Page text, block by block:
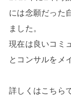
には念願だった
ました。
現在は良いコミ
とコンサルをメ
詳しくはこちら